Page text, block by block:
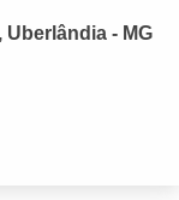
Uberlândia - MG